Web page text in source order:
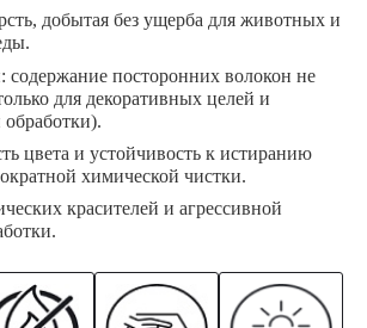
добытая без ущерба для животных и
содержание посторонних волокон не
для декоративных целей и
обработки).
цвета и устойчивость к истиранию
химической чистки.
красителей и агрессивной